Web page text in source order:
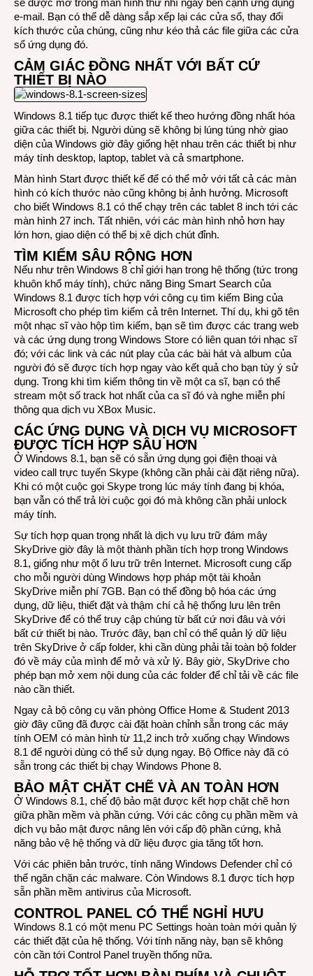
sẽ được mở trong màn hình thứ nhì ngay bên cạnh ứng dụng
e-mail. Bạn có thể dễ dàng sắp xếp lại các cửa sổ, thay đổi
kích thước của chúng, cũng như kéo thả các file giữa các cửa
sổ ứng dụng đó.
CẢM GIÁC ĐỒNG NHẤT VỚI BẤT CỨ
THIẾT BỊ NÀO
Windows 8.1 tiếp tục được thiết kế theo hướng đồng nhất hóa
giữa các thiết bị. Người dùng sẽ không bị lúng túng nhờ giao
diện của Windows giờ đây giống hệt nhau trên các thiết bị như
máy tính desktop, laptop, tablet và cả smartphone.
Màn hình Start được thiết kế để có thể mở với tất cả các màn
hình có kích thước nào cũng không bị ảnh hưởng. Microsoft
cho biết Windows 8.1 có thể chạy trên các tablet 8 inch tới các
màn hình 27 inch. Tất nhiên, với các màn hình nhỏ hơn hay
lớn hơn, giao diện có thể bị xê dịch chút đỉnh.
TÌM KIẾM SÂU RỘNG HƠN
Nếu như trên Windows 8 chỉ giới hạn trong hệ thống (tức trong
khuôn khổ máy tính), chức năng Bing Smart Search của
Windows 8.1 được tích hợp với công cụ tìm kiếm Bing của
Microsoft cho phép tìm kiếm cả trên Internet. Thí dụ, khi gõ tên
một nhạc sĩ vào hộp tìm kiếm, bạn sẽ tìm được các trang web
và các ứng dụng trong Windows Store có liên quan tới nhạc sĩ
đó; với các link và các nút play của các bài hát và album của
người đó sẽ được tích hợp ngay vào kết quả cho bạn tùy ý sử
dụng. Trong khi tìm kiếm thông tin về một ca sĩ, bạn có thể
stream một số track hot nhất của ca sĩ đó và nghe miễn phí
thông qua dịch vu XBox Music.
CÁC ỨNG DỤNG VÀ DỊCH VỤ MICROSOFT
ĐƯỢC TÍCH HỢP SÂU HƠN
Ở Windows 8.1, bạn sẽ có sẵn ứng dụng gọi điện thoại và
video call trực tuyến Skype (không cần phải cài đặt riêng nữa).
Khi có một cuộc gọi Skype trong lúc máy tính đang bị khóa,
bạn vẫn có thể trả lời cuộc gọi đó mà không cần phải unlock
máy tính.
Sự tích hợp quan trọng nhất là dịch vụ lưu trữ đám mây
SkyDrive giờ đây là một thành phần tích hợp trong Windows
8.1, giống như một ổ lưu trữ trên Internet. Microsoft cung cấp
cho mỗi người dùng Windows hợp pháp một tài khoản
SkyDrive miễn phí 7GB. Bạn có thể đồng bộ hóa các ứng
dụng, dữ liệu, thiết đặt và thậm chí cả hệ thống lưu lên trên
SkyDrive để có thể truy cập chúng từ bất cứ nơi đâu và với
bất cứ thiết bị nào. Trước đây, bạn chỉ có thể quản lý dữ liệu
trên SkyDrive ở cấp folder, khi cần dùng phải tải toàn bộ folder
đó về máy của mình để mở và xử lý. Bây giờ, SkyDrive cho
phép bạn mở xem nội dung của các folder để chỉ tải về các file
nào cần thiết.
Ngay cả bộ công cụ văn phòng Office Home & Student 2013
giờ đây cũng đã được cài đặt hoàn chỉnh sẵn trong các máy
tính OEM có màn hình từ 11,2 inch trở xuống chạy Windows
8.1 để người dùng có thể sử dụng ngay. Bộ Office này đã có
sẵn trong các thiết bị chạy Windows Phone 8.
BẢO MẬT CHẶT CHẼ VÀ AN TOÀN HƠN
Ở Windows 8.1, chế độ bảo mật được kết hợp chặt chẽ hơn
giữa phần mềm và phần cứng. Với các công cụ phần mềm và
dịch vụ bảo mật được nâng lên với cấp độ phần cứng, khả
năng bảo vệ hệ thống và dữ liệu được gia tăng tốt hơn.
Với các phiên bản trước, tính năng Windows Defender chỉ có
thể ngăn chặn các malware. Còn Windows 8.1 được tích hợp
sẵn phần mềm antivirus của Microsoft.
CONTROL PANEL CÓ THỂ NGHỈ HƯU
Windows 8.1 có một menu PC Settings hoàn toàn mới quản lý
các thiết đặt của hệ thống. Với tính năng này, bạn sẽ không
còn cần tới Control Panel truyền thống nữa.